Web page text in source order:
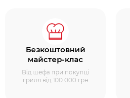
Безкоштовний
майстер-клас
Від шефа при покупці
гриля від 100 000 грн